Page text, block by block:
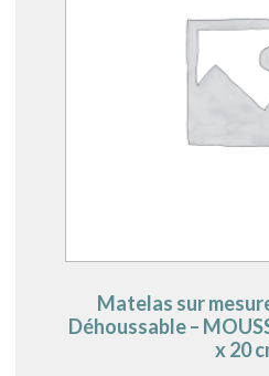
Matelas sur
Déhoussable –
x 20